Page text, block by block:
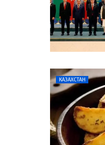
КАЗАХСТАН